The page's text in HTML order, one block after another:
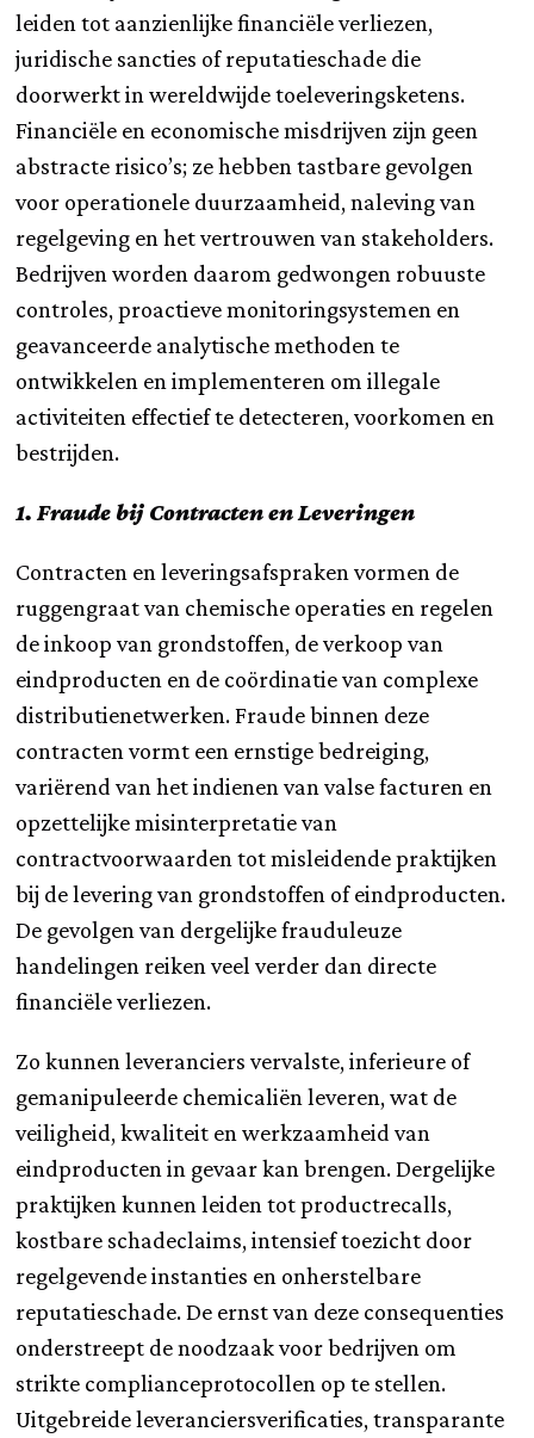
leiden tot aanzienlijke financiële verliezen,
juridische sancties of reputatieschade die
doorwerkt in wereldwijde toeleveringsketens.
Financiële en economische misdrijven zijn geen
abstracte risico’s; ze hebben tastbare gevolgen
voor operationele duurzaamheid, naleving van
regelgeving en het vertrouwen van stakeholders.
Bedrijven worden daarom gedwongen robuuste
controles, proactieve monitoringsystemen en
geavanceerde analytische methoden te
ontwikkelen en implementeren om illegale
activiteiten effectief te detecteren, voorkomen en
bestrijden.
1. Fraude bij Contracten en Leveringen
Contracten en leveringsafspraken vormen de
ruggengraat van chemische operaties en regelen
de inkoop van grondstoffen, de verkoop van
eindproducten en de coördinatie van complexe
distributienetwerken. Fraude binnen deze
contracten vormt een ernstige bedreiging,
variërend van het indienen van valse facturen en
opzettelijke misinterpretatie van
contractvoorwaarden tot misleidende praktijken
bij de levering van grondstoffen of eindproducten.
De gevolgen van dergelijke frauduleuze
handelingen reiken veel verder dan directe
financiële verliezen.
Zo kunnen leveranciers vervalste, inferieure of
gemanipuleerde chemicaliën leveren, wat de
veiligheid, kwaliteit en werkzaamheid van
eindproducten in gevaar kan brengen. Dergelijke
praktijken kunnen leiden tot productrecalls,
kostbare schadeclaims, intensief toezicht door
regelgevende instanties en onherstelbare
reputatieschade. De ernst van deze consequenties
onderstreept de noodzaak voor bedrijven om
strikte complianceprotocollen op te stellen.
Uitgebreide leveranciersverificaties, transparante